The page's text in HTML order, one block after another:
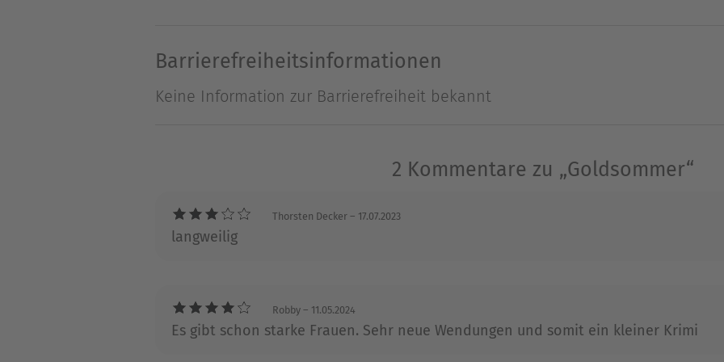
Elisabeth Büchle hat zahlreiche Bücher veröffentlicht und wurde für ihre
abwechslungsreicher Handlung und einem guten Schuss Romantik. Sie ist
Kindern und lebt im süddeutschen Raum. www.elisabeth-buechle.de
Barrierefreiheitsinformationen
Keine Information zur Barrierefreiheit bekannt
2 Kommentare zu „Goldsommer“
Thorsten Decker – 17.07.2023
langweilig
Robby – 11.05.2024
Es gibt schon starke Frauen. Sehr neue Wendungen und somit ein kleiner Krimi